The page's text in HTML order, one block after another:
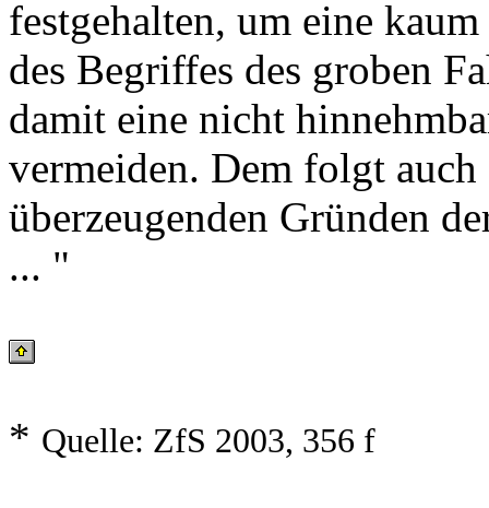
festgehalten, um eine
des Begriffes des groben
damit eine nicht
vermeiden. Dem folgt auch
überzeugenden Gründen
... "
* Quelle: ZfS 2003, 356 f